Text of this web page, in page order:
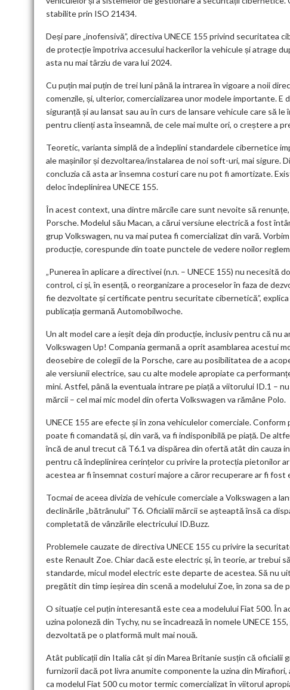
stabilite prin ISO 21434.
Deși pare „inofensivă”, directiva UNECE 155 privind securitatea
de protecție împotriva accesului hackerilor la vehicule și atrage
asta nu mai târziu de vara lui 2024.
Cu puțin mai puțin de trei luni până la intrarea în vigoare a noii
comenzile, și, ulterior, comercializarea unor modele importante.
siguranță și au lansat sau au în curs de lansare vehicule care să
pentru clienți asta înseamnă, de cele mai multe ori, o creștere a
Teoretic, varianta simplă de a îndeplini standardele cibernetice
ale mașinilor și dezvoltarea/instalarea de noi soft-uri, mai sigure.
concluzia că asta ar însemna costuri care nu pot fi amortizate.
deloc îndeplinirea UNECE 155.
În acest context, una dintre mărcile care sunt nevoite să
Porsche. Modelul său Macan, a cărui versiune electrică a fost
grup Volkswagen, nu va mai putea fi comercializat din vară.
producție, corespunde din toate punctele de vedere noilor
„Punerea în aplicare a directivei (n.n. – UNECE 155) nu
control, ci și, în esență, o reorganizare a proceselor în faza de
fie dezvoltate și certificate pentru securitate cibernetică”,
publicația germană Automobilwoche.
Un alt model care a ieșit deja din producție, inclusiv pentru că
Volkswagen Up! Compania germană a oprit asamblarea acestui
deosebire de colegii de la Porsche, care au posibilitatea de a
ale versiunii electrice, sau cu alte modele apropiate ca
mini. Astfel, până la eventuala intrare pe piață a viitorului ID.1 –
mărcii – cel mai mic model din oferta Volkswagen va rămâne Polo.
UNECE 155 are efecte și în zona vehiculelor comerciale.
poate fi comandată și, din vară, va fi indisponibilă pe piață. De
încă de anul trecut că T6.1 va dispărea din ofertă atât din
pentru că îndeplinirea cerințelor cu privire la protecția pietonilor
acestea ar fi însemnat costuri majore a căror recuperare ar fi fost
Tocmai de aceea divizia de vehicule comerciale a Volkswagen a
declinările „bătrânului” T6. Oficialii mărcii se așteaptă însă ca
completată de vânzările electricului ID.Buzz.
Problemele cauzate de directiva UNECE 155 cu privire la
este Renault Zoe. Chiar dacă este electric și, în teorie, ar trebui
standarde, micul model electric este departe de acestea. Să nu
pregătit din timp ieșirea din scenă a modelului Zoe, în zona sa
O situație cel puțin interesantă este cea a modelului Fiat 500. În
uzina poloneză din Tychy, nu se încadrează în nomele UNECE
dezvoltată pe o platformă mult mai nouă.
Atât publicații din Italia cât și din Marea Britanie susțin că oficialii
furnizorii dacă pot livra anumite componente la uzina din
ca modelul Fiat 500 cu motor termic comercializat în viitorul